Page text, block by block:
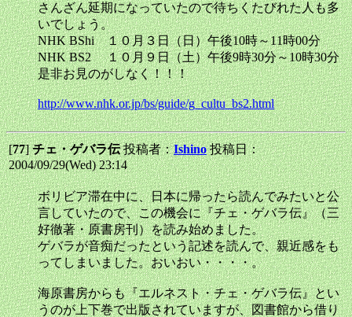
さんざん延期になっていたので待ちくたびれた人も多
いでしょう。
NHK BShi １０月３日（日）午後10時～11時00分
NHK BS2 １０月９日（土）午後9時30分～10時30分
是非お見のがしなく！！！
http://www.nhk.or.jp/bs/guide/g_cultu_bs2.html
[77]チェ・ゲバラ伝投稿者：Ishino 投稿日：
2004/09/29(Wed) 23:14
ボリビア滞在中に、日本に帰ったら読んでみたいと公
言していたので、この機会に『チェ・ゲバラ伝』（三
好徹著・原書房刊）を読み始めました。
ゲバラが音痴だったという記述を読んで、親近感をも
ってしまいました。おいおい・・・・。
海原書房からも『エルネスト・チェ・ゲバラ伝』とい
うのが上下巻で出版されていますが、図書館から借り